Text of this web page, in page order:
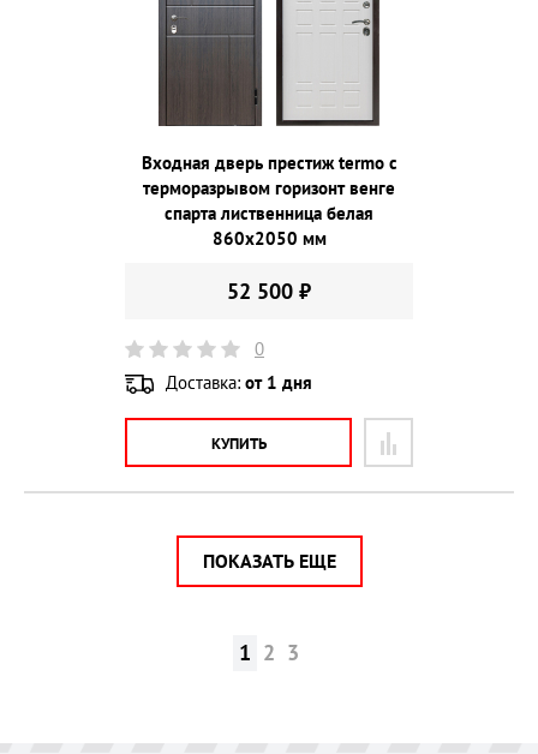
Входная дверь престиж termo с
терморазрывом горизонт венге
спарта лиственница белая
860х2050 мм
52 500 ₽
0
Доставка: от 1 дня
КУПИТЬ
ПОКАЗАТЬ ЕЩЕ
1 2 3